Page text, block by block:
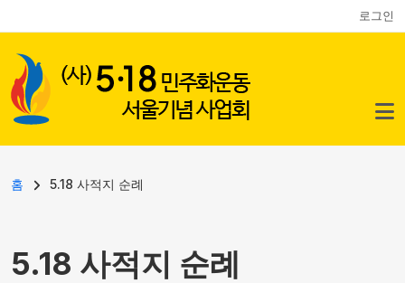
로그인
이동 경로
홈 5.18 사적지 순례
5.18 사적지 순례